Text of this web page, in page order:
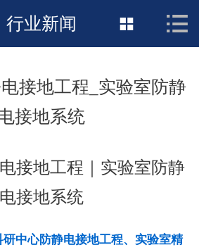
接地工程首页
新闻动态
荣誉资质
联络惠发
行业新闻  
接地工程_实验室防静
接地系统
接地工程｜实验室防静
电接地系统
中心防静电接地工程、实验室精